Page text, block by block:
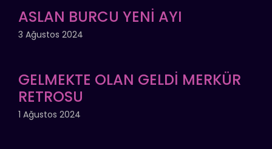
ASLAN BURCU YENİ AYI
3 Ağustos 2024
GELMEKTE OLAN GELDİ MERKÜR
RETROSU
1 Ağustos 2024